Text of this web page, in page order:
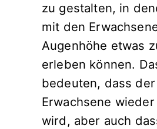
zu gestalten, in
mit den
Augenhöhe etwas
erleben können.
bedeuten, dass der
Erwachsene
wird, aber auch